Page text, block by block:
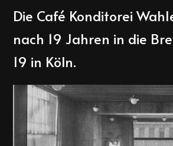
Die Café Konditorei
nach 19 Jahren in die
19 in Köln.